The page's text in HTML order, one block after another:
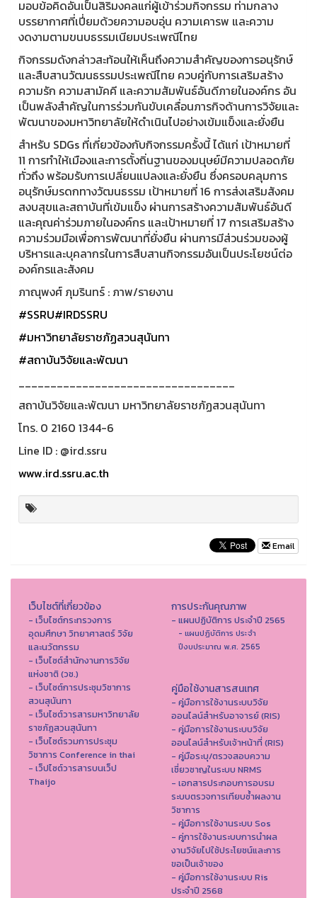
มอบข้อคิดอันเป็นสิริมงคลแก่ผู้เข้าร่วมกิจกรรม ท่ามกลาง
บรรยากาศที่เปี่ยมด้วยความอบอุ่น ความเคารพ และความ
งดงามตามขนบธรรมเนียมประเพณีไทย
กิจกรรมดังกล่าวสะท้อนให้เห็นถึงความสำคัญของการอนุรักษ์
และสืบสานวัฒนธรรมประเพณีไทย ควบคู่กับการเสริมสร้าง
ความรัก ความสามัคคี และความสัมพันธ์อันดีภายในองค์กร อัน
เป็นพลังสำคัญในการร่วมกันขับเคลื่อนภารกิจด้านการวิจัยและ
พัฒนาของมหาวิทยาลัยให้ดำเนินไปอย่างเข้มแข็งและยั่งยืน
สำหรับ SDGs ที่เกี่ยวข้องกับกิจกรรมครั้งนี้ ได้แก่ เป้าหมายที่
11 การทำให้เมืองและการตั้งถิ่นฐานของมนุษย์มีความปลอดภัย
ทั่วถึง พร้อมรับการเปลี่ยนแปลงและยั่งยืน ซึ่งครอบคลุมการ
อนุรักษ์มรดกทางวัฒนธรรม เป้าหมายที่ 16 การส่งเสริมสังคม
สงบสุขและสถาบันที่เข้มแข็ง ผ่านการสร้างความสัมพันธ์อันดี
และคุณค่าร่วมภายในองค์กร และเป้าหมายที่ 17 การเสริมสร้าง
ความร่วมมือเพื่อการพัฒนาที่ยั่งยืน ผ่านการมีส่วนร่วมของผู้
บริหารและบุคลากรในการสืบสานกิจกรรมอันเป็นประโยชน์ต่อ
องค์กรและสังคม
ภาณุพงศ์ ภุมรินทร์ : ภาพ/รายงาน
#SSRU#IRDSSRU
#มหาวิทยาลัยราชภัฏสวนสุนันทา
#สถาบันวิจัยและพัฒนา
__________________________________
สถาบันวิจัยและพัฒนา มหาวิทยาลัยราชภัฏสวนสุนันทา
โทร. 0 2160 1344-6
Line ID : @ird.ssru
www.ird.ssru.ac.th
Email
เว็บไซต์ที่เกี่ยวข้อง
- เว็บไซต์กระทรวงการ
อุดมศึกษา วิทยาศาสตร์ วิจัย
และนวัตกรรม
- เว็บไซต์สำนักงานการวิจัย
แห่งชาติ (วช.)
- เว็บไซต์การประชุมวิชาการ
สวนสุนันทา
- เว็บไซต์วารสารมหาวิทยาลัย
ราชภัฏสวนสุนันทา
- เว็บไซต์รวมการประชุม
วิชาการ Conference in thai
- เว็ปไซต์วารสารบนเว็ป
Thaijo
การประกันคุณภาพ
- แผนปฏิบัติการ ประจำปี 2565
- แผนปฏิบัติการ ประจำ
ปีงบประมาณ พ.ศ. 2565
คู่มือใช้งานสารสนเทศ
- คู่มือการใช้งานระบบวิจัย
ออนไลน์สำหรับอาจารย์ (RIS)
- คู่มือการใช้งานระบบวิจัย
ออนไลน์สำหรับเจ้าหน้าที่ (RIS)
- คู่มือระบุ/ตรวจสอบความ
เชี่ยวชาญในระบบ NRMS
- เอกสารประกอบการอบรม
ระบบตรวจการเทียบซ้ำผลงาน
วิชาการ
- คู่มือการใช้งานระบบ Sos
- คู่การใช้งานระบบการนำผล
งานวิจัยไปใช้ประโยชน์และการ
ขอเป็นเจ้าของ
- คู่มือการใช้งานระบบ Ris
ประจำปี 2568